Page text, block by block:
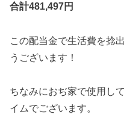
合計481,497円
この配当金で生活費を捻
うございます！
ちなみにおぢ家で使用し
イムでございます。